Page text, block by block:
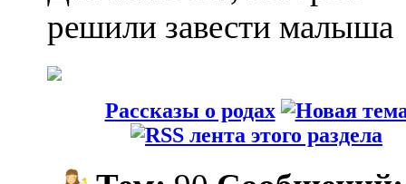
решили завести малыша
Рассказы о родах